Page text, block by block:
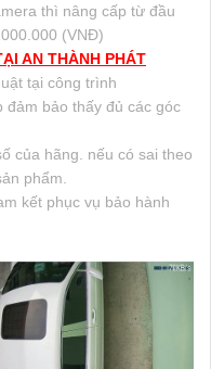
thì nâng cấp từ đầu
(VNĐ)
AN THÀNH PHÁT
tại công trình
bảo thấy đủ các góc
của hãng. nếu có sai theo
phẩm.
kết phục vụ bảo hành